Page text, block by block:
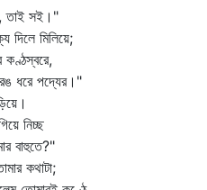
সই।"
মিলিয়ে;
নিচ্ছ
কথাটা;